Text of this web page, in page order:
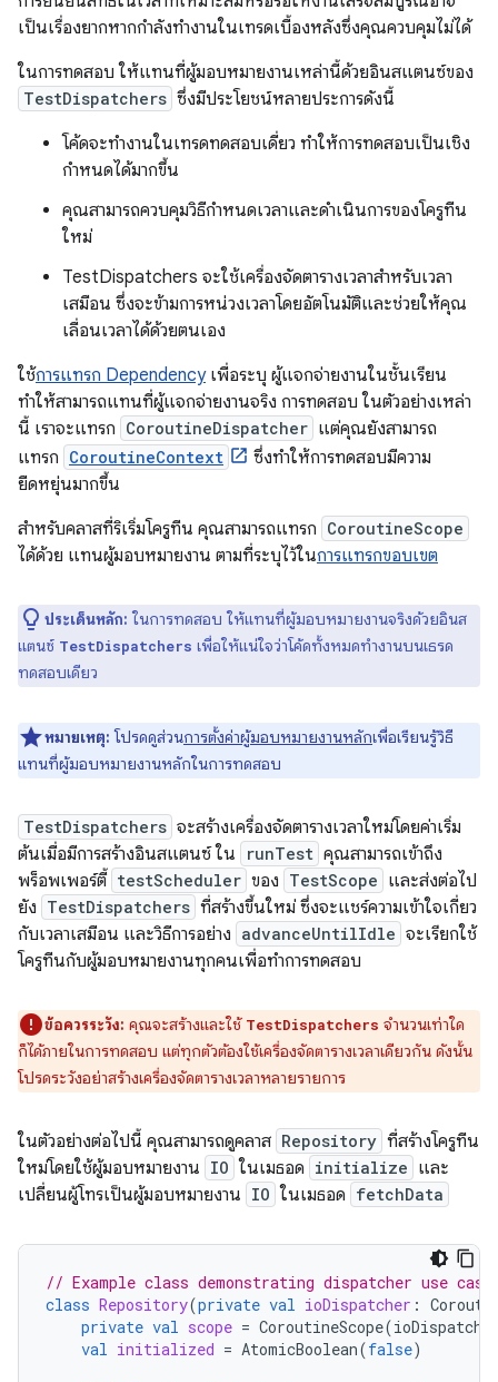
เป็นเรื่องยากหากกำลังทำงานในเทรดเบื้องหลังซึ่งคุณควบคุมไม่ได้
ในการทดสอบ ให้แทนที่ผู้มอบหมายงานเหล่านี้ด้วยอินสแตนซ์ของ
TestDispatchers ซึ่งมีประโยชน์หลายประการดังนี้
โค้ดจะทำงานในเทรดทดสอบเดี่ยว ทำให้การทดสอบเป็นเชิง
กำหนดได้มากขึ้น
คุณสามารถควบคุมวิธีกำหนดเวลาและดำเนินการของโครูทีน
ใหม่
TestDispatchers จะใช้เครื่องจัดตารางเวลาสำหรับเวลา
เสมือน ซึ่งจะข้ามการหน่วงเวลาโดยอัตโนมัติและช่วยให้คุณ
เลื่อนเวลาได้ด้วยตนเอง
ใช้การแทรก Dependencyเพื่อระบุ ผู้แจกจ่ายงานในชั้นเรียน
ทำให้สามารถแทนที่ผู้แจกจ่ายงานจริง การทดสอบ ในตัวอย่างเหล่า
นี้ เราจะแทรก CoroutineDispatcher แต่คุณยังสามารถ
แทรก CoroutineContext
ซึ่งทำให้การทดสอบมีความ
ยืดหยุ่นมากขึ้น
สำหรับคลาสที่ริเริ่มโครูทีน คุณสามารถแทรก CoroutineScope
ได้ด้วย แทนผู้มอบหมายงาน ตามที่ระบุไว้ในการแทรกขอบเขต
ประเด็นหลัก: ในการทดสอบ ให้แทนที่ผู้มอบหมายงานจริงด้วยอินส
แตนซ์ TestDispatchers เพื่อให้แน่ใจว่าโค้ดทั้งหมดทำงานบนเธรด
ทดสอบเดียว
หมายเหตุ: โปรดดูส่วนการตั้งค่าผู้มอบหมายงานหลักเพื่อเรียนรู้วิธี
แทนที่ผู้มอบหมายงานหลักในการทดสอบ
TestDispatchers จะสร้างเครื่องจัดตารางเวลาใหม่โดยค่าเริ่ม
ต้นเมื่อมีการสร้างอินสแตนซ์ ใน
runTest คุณสามารถเข้าถึง
พร็อพเพอร์ตี้ testScheduler ของ TestScope และส่งต่อไป
ยัง TestDispatchers ที่สร้างขึ้นใหม่ ซึ่งจะแชร์ความเข้าใจเกี่ยว
กับเวลาเสมือน และวิธีการอย่าง advanceUntilIdle จะเรียกใช้
โครูทีนกับผู้มอบหมายงานทุกคนเพื่อทำการทดสอบ
ข้อควรระวัง: คุณจะสร้างและใช้ TestDispatchers จำนวนเท่าใด
ก็ได้ภายในการทดสอบ แต่ทุกตัวต้องใช้เครื่องจัดตารางเวลาเดียวกัน ดังนั้น
โปรดระวังอย่าสร้างเครื่องจัดตารางเวลาหลายรายการ
ในตัวอย่างต่อไปนี้ คุณสามารถดูคลาส Repository ที่สร้างโครูทีน
ใหม่โดยใช้ผู้มอบหมายงาน IO ในเมธอด initialize และ
เปลี่ยนผู้โทรเป็นผู้มอบหมายงาน IO ในเมธอด fetchData
// Example class demonstrating dispatcher use
class Repository(private val ioDispatcher :
private val scope = CoroutineScope(
val initialized = AtomicBoolean(false)